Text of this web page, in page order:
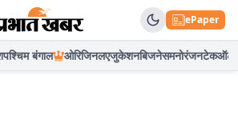
ePaper
पश्चिम बंगाल ओरिजिनलएजुकेशनबिजनेसमनोरंजनटेकऑटो